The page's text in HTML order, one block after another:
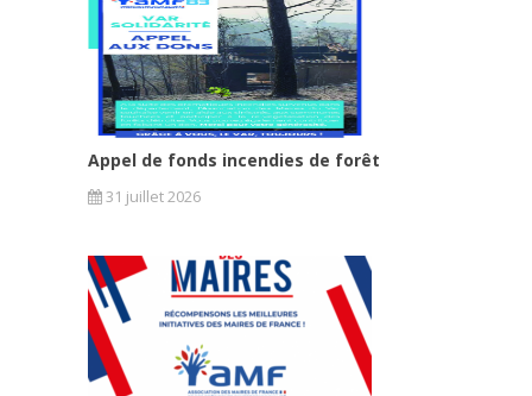
Appel de fonds incendies de forêt
31 juillet 2026